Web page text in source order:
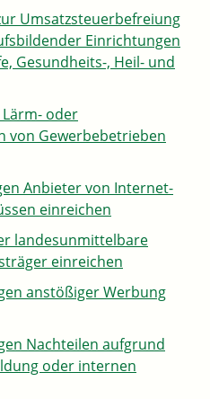
Umsatzsteuerbefreiung
Einrichtungen
Gesundheits-, Heil- und
oder
von Gewerbebetrieben
Anbieter von Internet-
einreichen
landesunmittelbare
einreichen
anstößiger Werbung
Nachteilen aufgrund
oder internen